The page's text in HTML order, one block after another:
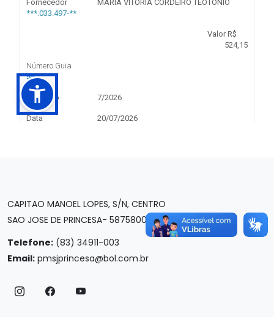
CAPITAO MANOEL LOPES, S/N, CENTRO
SAO JOSE DE PRINCESA- 58758000
Telefone: (83) 34911-003
Email: pmsjprincesa@bol.com.br